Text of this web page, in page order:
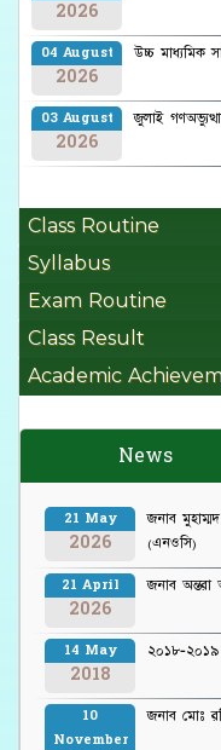
2026
04 August
2026
উচ্চ মাধ্যমিক
03 August
2026
জুলাই
Class Routine
Syllabus
Exam Routine
Class Result
Academic
News
21 May
2026
জনাব
(এনওসি)
21 April
2026
জনাব অন্তরা
14 May
2018
২০১৮-২০১৯
10
November
জনাব মোঃ